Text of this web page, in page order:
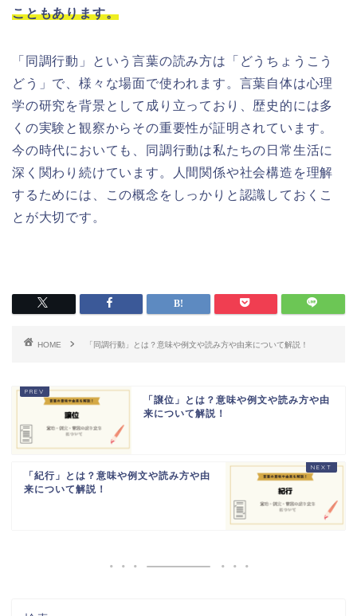
こともあります。
「同調行動」という言葉の読み方は「どうちょうこう
どう」で、様々な場面で使われます。言葉自体は心理
学の研究を背景として成り立っており、歴史的には多
くの実験と観察からその重要性が証明されています。
今の時代においても、同調行動は私たちの日常生活に
深く関わり続けています。人間関係や社会構造を理解
するためには、この概念をしっかりと認識しておくこ
とが大切です。
HOME 「同調行動」とは？意味や例文や読み方や由来について解説！
「譲位」とは？意味や例文や読み方や由
来について解説！
「紀行」とは？意味や例文や読み方や由
来について解説！